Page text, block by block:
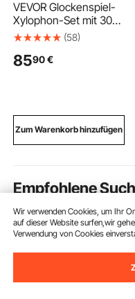
VEVOR Glockenspiel-
Xylophon-Set mit 30
Noten, professionelles
Set mit Schlägeln,
verstellbarem Ständer
und Tragetasche
(58)
8590€
Zum Warenkorb hinzufügen
Empfohlene
kaminventilator
Wir verwenden Cookies, um Ihr
auf dieser Website surfen,wir
Verwendung von Cookies